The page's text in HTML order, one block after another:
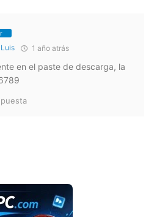
Luis 1 año atrás
en el paste de descarga, la